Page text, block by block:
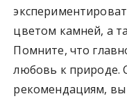
цветом камней, а
Помните, что
любовь к природе.
рекомендациям, вы